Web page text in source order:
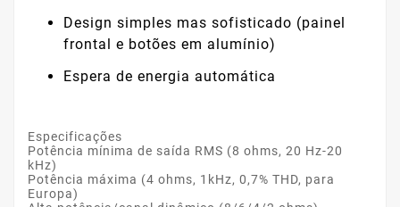
Design simples mas sofisticado (painel
frontal e botões em alumínio)
Espera de energia automática
Especificações
Potência mínima de saída RMS (8 ohms, 20 Hz-20
kHz)
Potência máxima (4 ohms, 1kHz, 0,7% THD, para
Europa)